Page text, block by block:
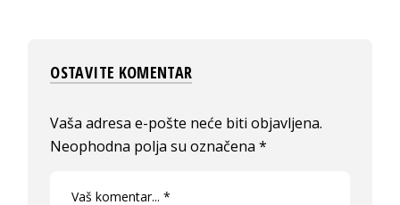
OSTAVITE KOMENTAR
Vaša adresa e-pošte neće biti objavljena.
Neophodna polja su označena*